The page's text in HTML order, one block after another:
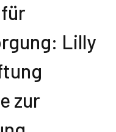
Lilly
zur